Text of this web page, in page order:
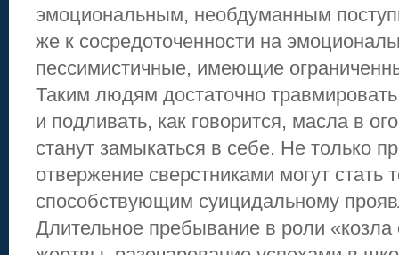
эмоциональным, необдуманным
же к сосредоточенности на
пессимистичные, имеющие
Таким людям достаточно
и подливать, как говорится, масла в
станут замыкаться в себе. Не только
отвержение сверстниками могут стать
способствующим суицидальному
Длительное пребывание в роли